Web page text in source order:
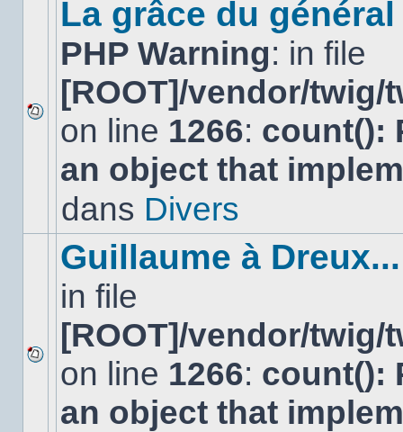
Aucun
nouveau
message
non-
dans
La grâce du
PHP Warning: in file
[ROOT]/vendor/
on line 1266: count():
an object that
dans Divers
Aucun
nouveau
message
non-
Guillaume à Dreux...
in file
[ROOT]/vendor/
on line 1266: count():
an object that